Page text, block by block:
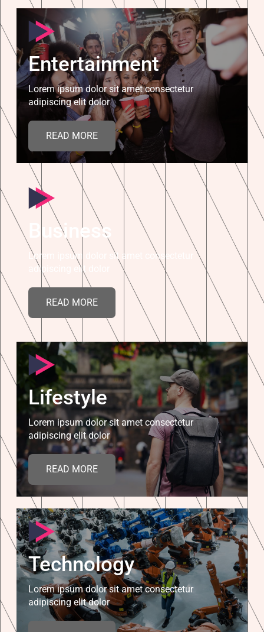
Entertainment
Lorem ipsum dolor sit amet consectetur
adipiscing elit dolor
READ MORE
Business
Lorem ipsum dolor sit amet consectetur
adipiscing elit dolor
READ MORE
Lifestyle
Lorem ipsum dolor sit amet consectetur
adipiscing elit dolor
READ MORE
Technology
Lorem ipsum dolor sit amet consectetur
adipiscing elit dolor